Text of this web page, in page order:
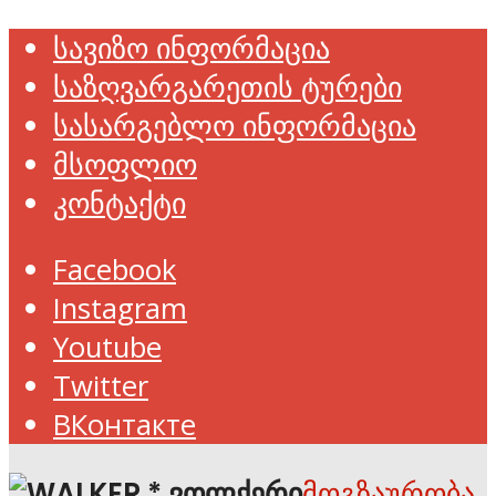
სავიზო ინფორმაცია
საზღვარგარეთის ტურები
სასარგებლო ინფორმაცია
მსოფლიო
კონტაქტი
Facebook
Instagram
Youtube
Twitter
ВКонтакте